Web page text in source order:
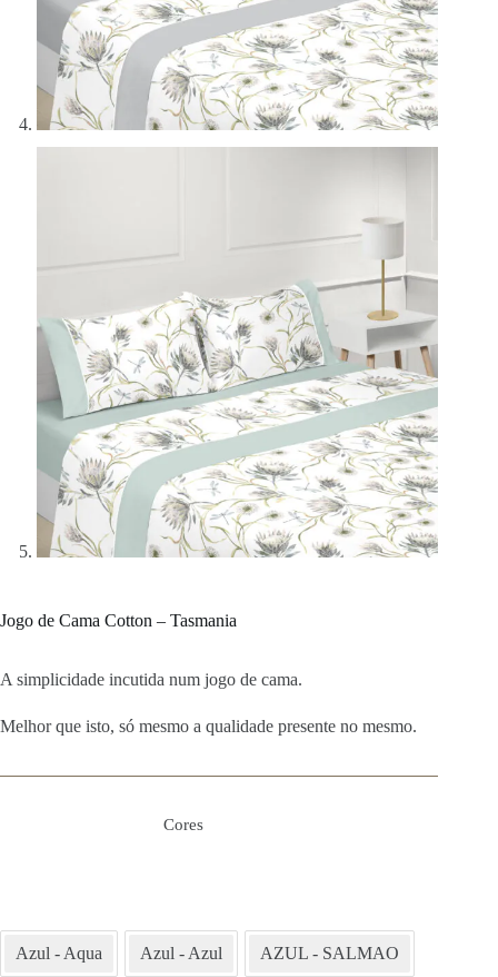
Jogo de Cama Cotton – Tasmania
A simplicidade incutida num jogo de cama.
Melhor que isto, só mesmo a qualidade presente no mesmo.
Cores
Azul - Aqua Azul - Azul AZUL - SALMAO